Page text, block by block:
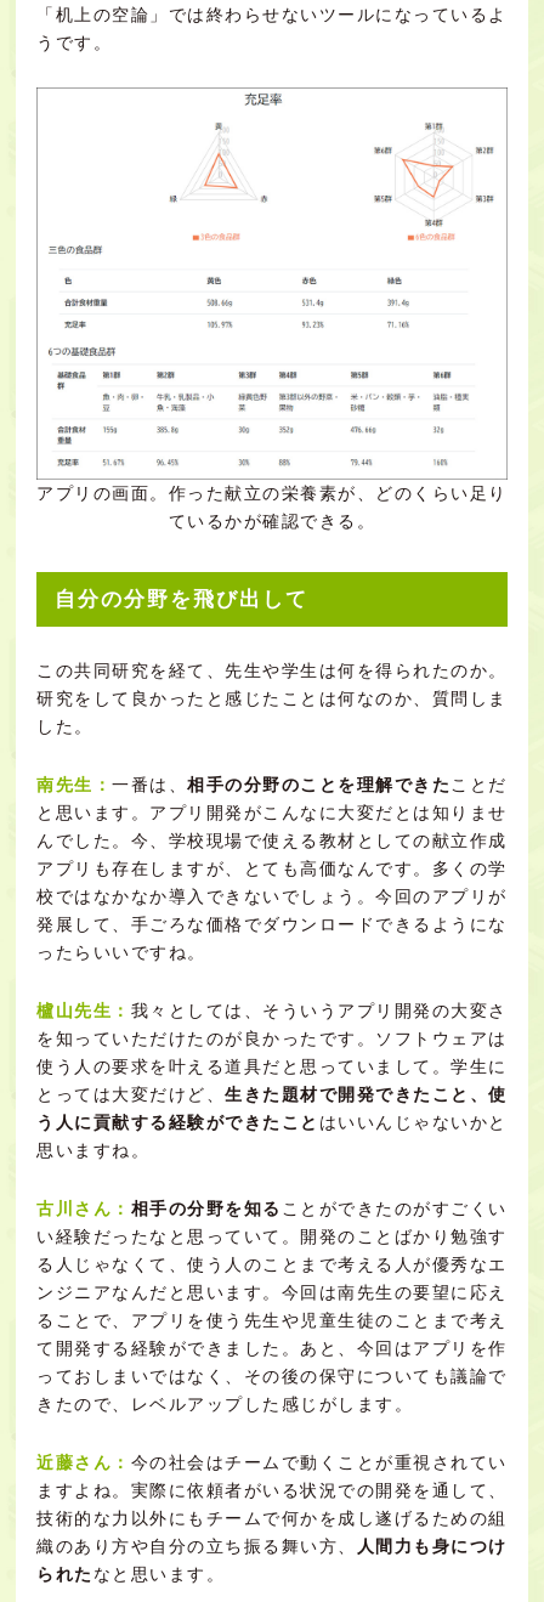
「机上の空論」では終わらせないツールになっているよ
うです。
アプリの画面。作った献立の栄養素が、どのくらい足り
ているかが確認できる。
自分の分野を飛び出して
この共同研究を経て、先生や学生は何を得られたのか。
研究をして良かったと感じたことは何なのか、質問しま
した。
南先生： 一番は、 相手の分野のことを理解できたことだ
と思います。アプリ開発がこんなに大変だとは知りませ
んでした。今、学校現場で使える教材としての献立作成
アプリも存在しますが、とても高価なんです。多くの学
校ではなかなか導入できないでしょう。今回のアプリが
発展して、手ごろな価格でダウンロードできるようにな
ったらいいですね。
櫨山先生： 我々としては、そういうアプリ開発の大変さ
を知っていただけたのが良かったです。ソフトウェアは
使う人の要求を叶える道具だと思っていまして。学生に
とっては大変だけど、 生きた題材で開発できたこと、使
う人に貢献する経験ができたこと はいいんじゃないかと
思いますね。
古川さん： 相手の分野を知る ことができたのがすごくい
い経験だったなと思っていて。開発のことばかり勉強す
る人じゃなくて、使う人のことまで考える人が優秀なエ
ンジニアなんだと思います。 今回は南先生の要望に応え
ることで、アプリを使う先生や児童生徒のことまで考え
て開発する経験ができました。 あと、今回はアプリを作
っておしまいではなく、その後の保守についても議論で
きたので、レベルアップした感じがします。
近藤さん： 今の社会はチームで動くことが重視されてい
ますよね。実際に依頼者がいる状況での開発を通して、
技術的な力以外にもチームで何かを成し遂げるための組
織のあり方や自分の立ち振る舞い方、
人間力も身につけ
られた なと思います。